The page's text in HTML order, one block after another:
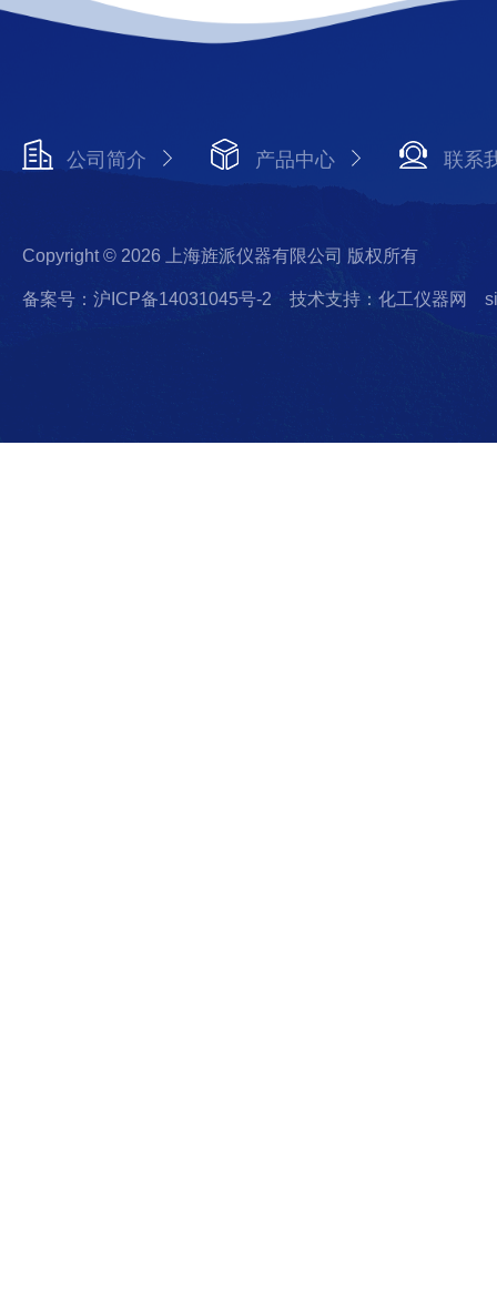
公司简介 产品中心 联系
Copyright © 2026 上海旌派仪器有限公司 版权所有
备案号：沪ICP备14031045号-2 技术支持：化工仪器网